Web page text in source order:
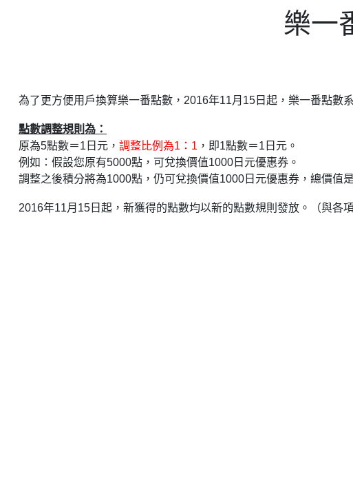
樂一
為了更方便用戶換算樂一番點數，2016年11月15日起，樂一番點數
點數調整規則為：
原為5點數＝1日元， 調整比例為1：1 ，即1點數＝1日元。
例如 ： 假設您原有5000點，可兌換價值1000日元優惠券。
調整之後積分將為1000點，仍可兌換價值1000日元優惠券，總價值
2016年11月15日起，新獲得的點數均以新的點數規則發放。（與各